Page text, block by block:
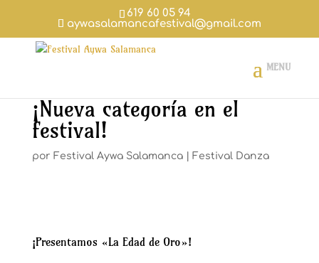
619 60 05 94
aywasalamancafestival@gmail.com
¡Nueva categoría en el
festival!
por Festival Aywa Salamanca| Festival Danza
¡Presentamos «La Edad de Oro»!